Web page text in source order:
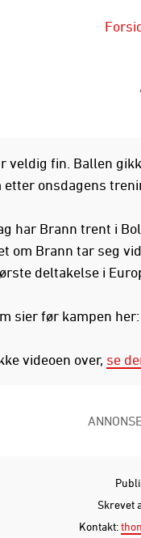
veldig fin. Ballen
etter onsdagens
har Brann trent i
om Brann tar seg
deltakelse i
sier før kampen her:
videoen over, se
Skrevet
Kontakt: